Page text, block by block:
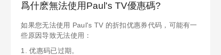
爲什麽無法使用Paul's TV優惠碼?
如果您无法使用 Paul's TV 的折扣优惠券代码，可能有一
些原因导致无法使用：
1. 优惠码已过期。